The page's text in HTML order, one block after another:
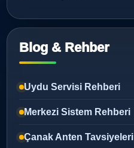
Blog & Rehber
Uydu Servisi Rehberi
Merkezi Sistem Rehberi
Çanak Anten Tavsiyeleri